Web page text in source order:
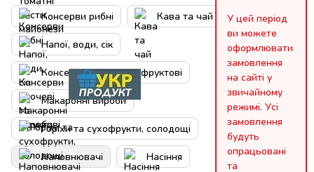
У цей період
ви можете
оформлювати
замовлення
на сайті у
звичайному
режимі. Усі
замовлення
будуть
опрацьовані
та
Консерви рибні Кава та чай
Напої, води, сік
Консерви овочеві та фруктові
Макаронні вироби
Горіхи та сухофрукти, солодощі
Наповнювачі Насіння